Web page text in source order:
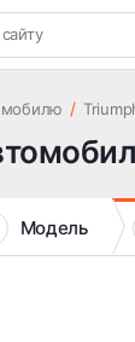
/
Модель